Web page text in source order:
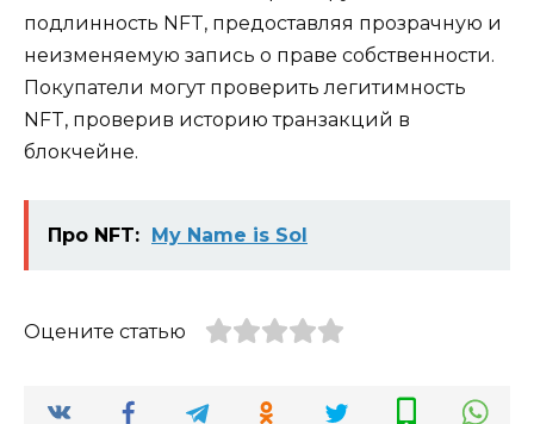
подлинность NFT, предоставляя прозрачную и
неизменяемую запись о праве собственности.
Покупатели могут проверить легитимность
NFT, проверив историю транзакций в
блокчейне.
Про NFT: My Name is Sol
Оцените статью